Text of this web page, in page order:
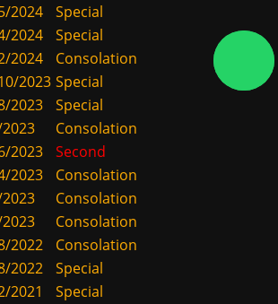
2024
Special
2024
Special
2024
Consolation
2023 Special
2023
Special
Consolation
2023
Second
2023
Consolation
Consolation
Consolation
2022
Consolation
2022
Special
2021
Special